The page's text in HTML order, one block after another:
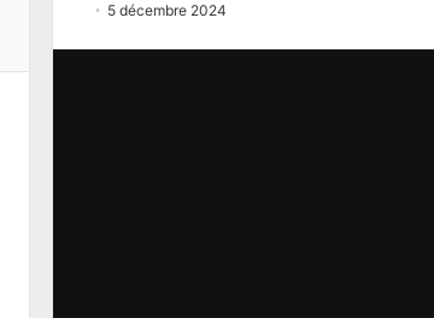
5 décembre 2024